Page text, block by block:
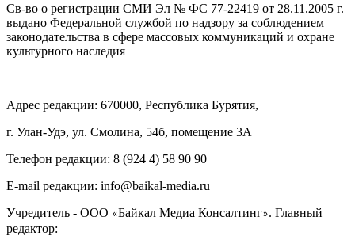
Св-во о регистрации СМИ Эл № ФС 77-22419 от 28.11.2005 г.
выдано Федеральной службой по надзору за соблюдением
законодательства в сфере массовых коммуникаций и охране
культурного наследия
Адрес редакции: 670000, Республика Бурятия,
г. Улан-Удэ, ул. Смолина, 54б, помещение 3А
Телефон редакции: ‎‎8 (924 4) 58 90 90
E-mail редакции: info@baikal-media.ru
Учредитель - ООО «Байкал Медиа Консалтинг». Главный
редактор: